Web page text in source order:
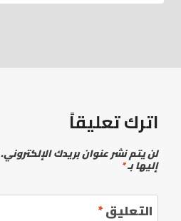
اترك تعليقاً
لن يتم نشر عنوان بريدك الإلكتروني.
إليها بـ*
التعليق*